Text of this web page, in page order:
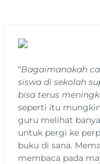
“Bagaimanakah
siswa di sekolah
bisa terus
seperti itu
guru melihat
untuk pergi ke
buku di sana.
membaca pada